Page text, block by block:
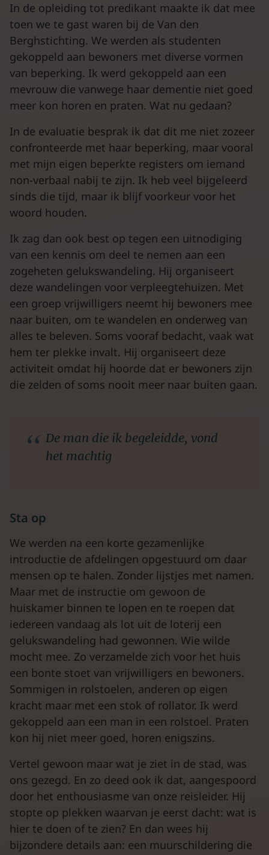
In de opleiding tot predikant maakte ik dat mee
toen we te gast waren bij de Van den
Berghstichting. We werden als studenten
gekoppeld aan bewoners met diverse vormen
van beperking. Ik werd gekoppeld aan een
mevrouw die vanwege haar dementie niet goed
meer kon horen en praten. Wat nu gedaan?
In de evaluatie besprak ik dat dit me niet zozeer
confronteerde met haar beperking, maar vooral
met mijn eigen beperkte registers om iemand
non-verbaal nabij te zijn. Ik heb veel bijgeleerd
sinds die tijd, maar ik blijf voorkeur voor het
woord houden.
Ik zag dan ook best op tegen een uitnodiging
van een kennis om deel te nemen aan een
zogeheten gelukswandeling. Hij organiseert
deze wandelingen voor verpleegtehuizen. Met
een groep vrijwilligers neemt hij bewoners mee
naar buiten, om te wandelen en onderweg van
alles te beleven. Soms vooraf bedacht, vaak wat
hem ter plekke invalt. Hij organiseert deze
activiteit omdat hij hoorde dat er bewoners zijn
die zelden of soms nooit meer naar buiten gaan.
De man die ik begeleidde, vond
het machtig
Sta op
We werden na een korte gezamenlijke
introductie de afdelingen opgestuurd om daar
mensen op te halen. Zonder lijstjes met namen.
Maar met de instructie om gewoon de
huiskamer binnen te lopen en te roepen dat
iedereen vandaag als lot uit de loterij een
gelukswandeling had gewonnen. Wie wilde
mocht mee. Zo verzamelde zich voor het huis
een bonte stoet van vrijwilligers en bewoners.
Sommigen in rolstoelen, anderen op eigen
kracht maar met een stok of rollator. Ik werd
gekoppeld aan een man in een rolstoel. Praten
kon hij niet meer goed, horen enigszins.
Vertel gewoon maar wat je ziet in de stad, was
ons gezegd. En zo deed ook ik dat, aangespoord
door het enthousiasme van onze reisleider. Hij
stopte op plekken waarvan je eerst dacht: wat is
hier te doen of te zien? En dan wees hij
bijzondere details aan: een muurschildering die